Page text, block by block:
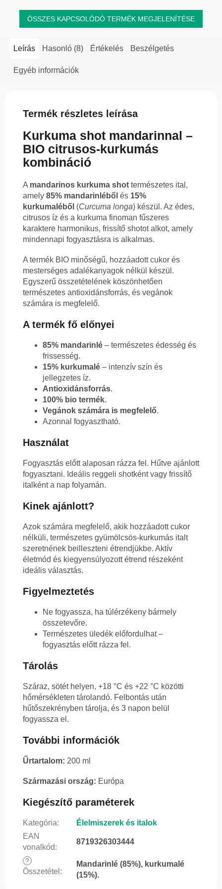
ÖSSZES KAPCSOLÓDÓ TERMÉK MEGJELENÍTÉSE
Leírás Hasonló (8) Értékelés Beszélgetés
Egyéb információk
Termék részletes leírása
Kurkuma shot mandarinnal –
BIO citrusos-kurkumás
kombináció
A mandarinos kurkuma shot természetes ital,
amely 85% mandarinléből és 15%
kurkumaléből (Curcuma longa) készül. Az édes,
citrusos íz és a kurkuma finoman fűszeres
karaktere harmonikus, frissítő shotot alkot, amely
mindennapi fogyasztásra is alkalmas.
A termék BIO minőségű, hozzáadott cukor és
mesterséges adalékanyagok nélkül készül.
Egyszerű összetételének köszönhetően
természetes antioxidánsforrás, és vegánok
számára is megfelelő.
A termék fő előnyei
85% mandarinlé – természetes édesség és
frissesség.
15% kurkumalé – intenzív szín és
jellegzetes íz.
Antioxidánsforrás.
100% bio termék.
Vegánok számára is megfelelő.
Azonnal fogyasztható.
Használat
Fogyasztás előtt alaposan rázza fel. Hűtve ajánlott
fogyasztani. Ideális reggeli shotként vagy frissítő
italként a nap folyamán.
Kinek ajánlott?
Azok számára megfelelő, akik hozzáadott cukor
nélküli, természetes gyümölcsös-kurkumás italt
szeretnének beilleszteni étrendjükbe. Aktív
életmód és kiegyensúlyozott étrend részeként
ideális választás.
Figyelmeztetés
Ne fogyassza, ha túlérzékeny bármely
összetevőre.
Természetes üledék előfordulhat –
fogyasztás előtt rázza fel.
Tárolás
Száraz, sötét helyen, +18 °C és +22 °C közötti
hőmérsékleten tárolandó. Felbontás után
hűtőszekrényben tárolja, és 3 napon belül
fogyassza el.
További információk
Űrtartalom: 200 ml
Származási ország: Európa
Kiegészítő paraméterek
Kategória:
Élelmiszerek és italok
EAN
vonalkód:
8719326303444
?
Összetétel :
Mandarinlé (85%), kurkumalé
(15%).